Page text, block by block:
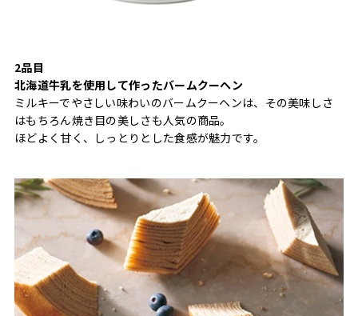
2品目
北海道牛乳を使用して作ったバームクーヘン
ミルキーでやさしい味わいのバームクーヘンは、その美味しさ
はもちろん焼き目の美しさも人気の商品。
ほどよく甘く、しっとりとした食感が魅力です。